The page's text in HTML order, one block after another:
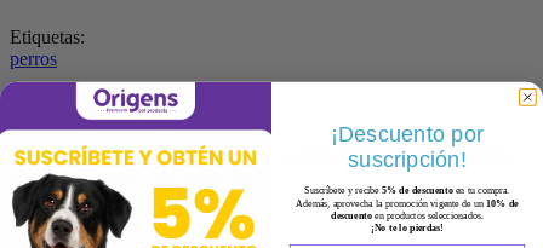
Etiquetas:
perros
Deja una respuesta
Tu dirección de correo electrónico no será publicada. Los campos
obligatorios están marcados con
Comentario
¡Descuento por
suscripción!
Suscríbete y recibe5% de descuentoen tu compra.
Además, aprovecha la promoción vigente de un10% de
descuentoen productos seleccionados.
¡No te lo pierdas!